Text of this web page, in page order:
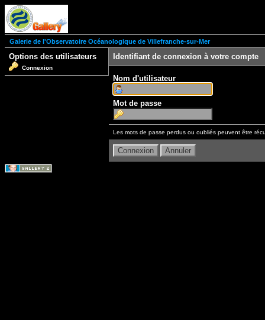
Galerie de l'Observatoire Océanologique de Villefranche-sur-Mer
Options des utilisateurs
Connexion
Identifiant de connexion à votre compte
Nom d'utilisateur
Mot de passe
Les mots de passe perdus ou oubliés peuvent être